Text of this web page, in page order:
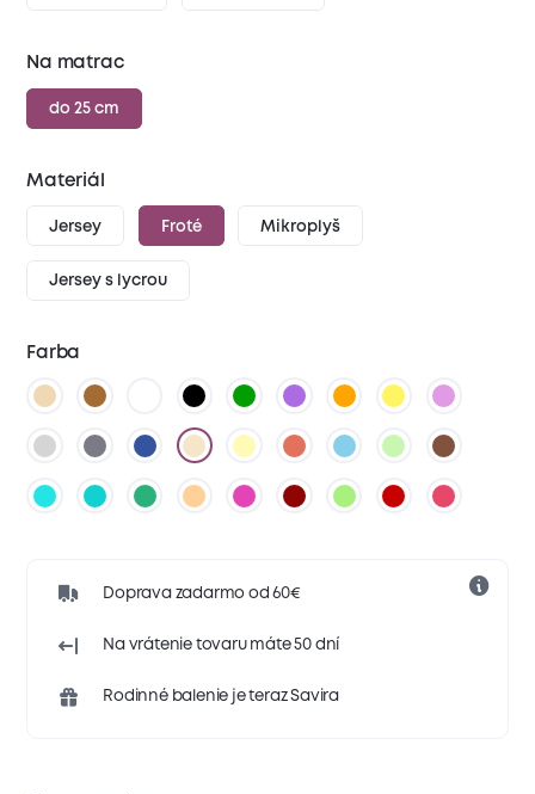
Na matrac
do 25 cm
Materiál
Jersey Froté Mikroplyš
Jersey s lycrou
Farba
Doprava zadarmo od 60€
Na vrátenie tovaru máte 50 dní
Rodinné balenie je teraz Savira